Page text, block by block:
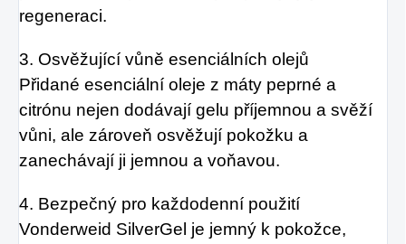
regeneraci.
3. Osvěžující vůně esenciálních olejů
Přidané esenciální oleje z máty peprné a
citrónu nejen dodávají gelu příjemnou a svěží
vůni, ale zároveň osvěžují pokožku a
zanechávají ji jemnou a voňavou.
4. Bezpečný pro každodenní použití
Vonderweid SilverGel je jemný k pokožce,